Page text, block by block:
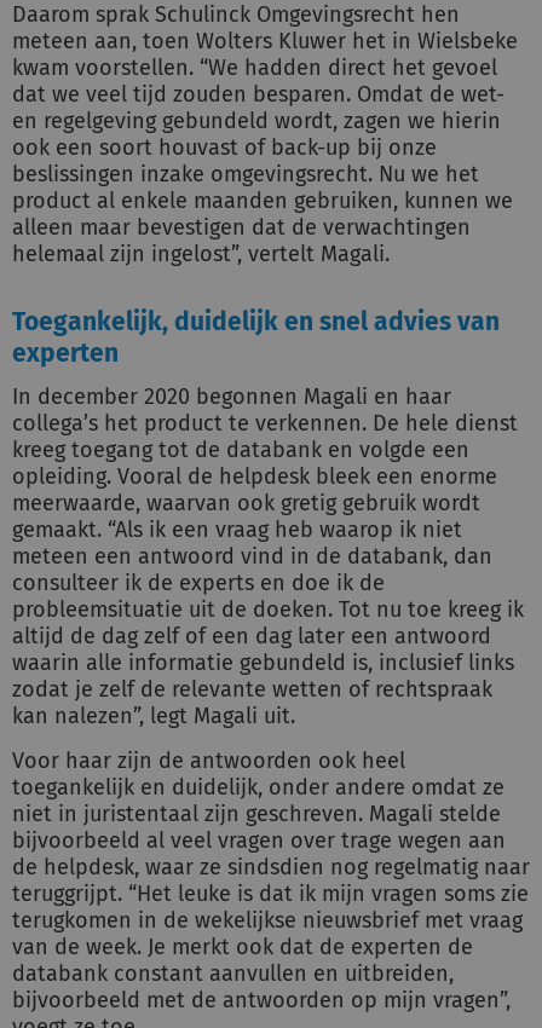
Daarom sprak Schulinck Omgevingsrecht hen
meteen aan, toen Wolters Kluwer het in Wielsbeke
kwam voorstellen. “We hadden direct het gevoel
dat we veel tijd zouden besparen. Omdat de wet-
en regelgeving gebundeld wordt, zagen we hierin
ook een soort houvast of back-up bij onze
beslissingen inzake omgevingsrecht. Nu we het
product al enkele maanden gebruiken, kunnen we
alleen maar bevestigen dat de verwachtingen
helemaal zijn ingelost”, vertelt Magali.
Toegankelijk, duidelijk en snel advies van
experten
In december 2020 begonnen Magali en haar
collega’s het product te verkennen. De hele dienst
kreeg toegang tot de databank en volgde een
opleiding. Vooral de helpdesk bleek een enorme
meerwaarde, waarvan ook gretig gebruik wordt
gemaakt. “Als ik een vraag heb waarop ik niet
meteen een antwoord vind in de databank, dan
consulteer ik de experts en doe ik de
probleemsituatie uit de doeken. Tot nu toe kreeg ik
altijd de dag zelf of een dag later een antwoord
waarin alle informatie gebundeld is, inclusief links
zodat je zelf de relevante wetten of rechtspraak
kan nalezen”, legt Magali uit.
Voor haar zijn de antwoorden ook heel
toegankelijk en duidelijk, onder andere omdat ze
niet in juristentaal zijn geschreven. Magali stelde
bijvoorbeeld al veel vragen over trage wegen aan
de helpdesk, waar ze sindsdien nog regelmatig naar
teruggrijpt. “Het leuke is dat ik mijn vragen soms zie
terugkomen in de wekelijkse nieuwsbrief met vraag
van de week. Je merkt ook dat de experten de
databank constant aanvullen en uitbreiden,
bijvoorbeeld met de antwoorden op mijn vragen”,